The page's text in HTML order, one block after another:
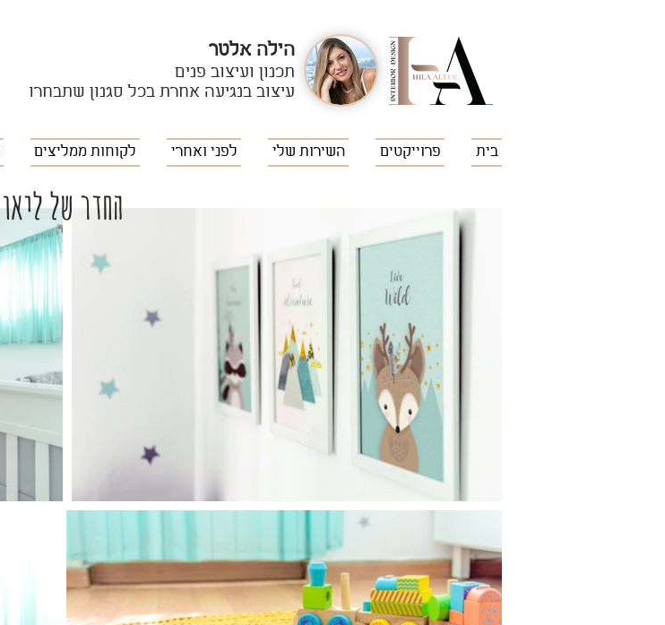
הילה אלטר
תכנון ועיצוב פנים
עיצוב בנגיעה אחרת בכל סגנון שתבחרו
בית פרוייקטים השירות שלי לפני ואחרי לקוחות ממליצים
החדר של ליאו